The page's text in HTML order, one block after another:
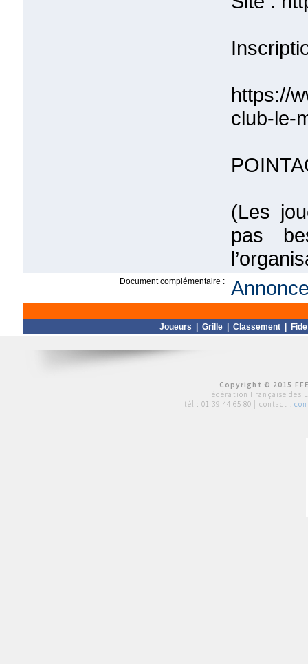
https://
club-le-
(Les
pas
Document complémentaire :
Joueurs Grille Classement Fide
Copyright © 2015
Fédération Française des
tél : 01 39 44 65 80 | contact :